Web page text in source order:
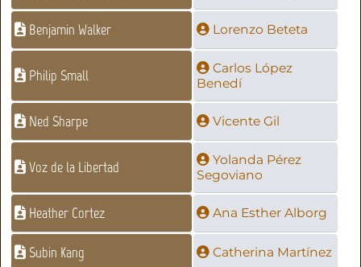
Benjamin Walker Lorenzo Beteta
Philip Small
Carlos López
Benedí
Ned Sharpe Vicente Gil
Voz de la Libertad
Yolanda Pérez
Segoviano
Heather Cortez Ana Esther Alborg
Subin Kang Catherina Martínez